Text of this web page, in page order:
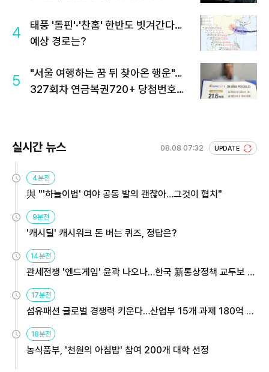
4
태풍 '돌핀'·'찬홈' 한반도 빗겨간다…
예상 경로는?
5
"서울 여행하는 꿈 뒤 찾아온 행운"…
327회차 연금복권720+ 당첨번호조
실시간 뉴스 08.08 07:32 UPDATE
4분전
與 "'하늘이법' 여야 공동 발의 괜찮아…그것이 협치"
9분전
'캐시딜' 캐시워크 돈 버는 퀴즈, 정답은?
14분전
관세전쟁 '엔드게임' 윤곽 나오나…한국 新통상정책 교두보 활
용해야
17분전
섬유패션 글로벌 경쟁력 키운다…산업부 15개 과제 180억 지
원
18분전
농식품부, '천원의 아침밥' 참여 200개 대학 선정